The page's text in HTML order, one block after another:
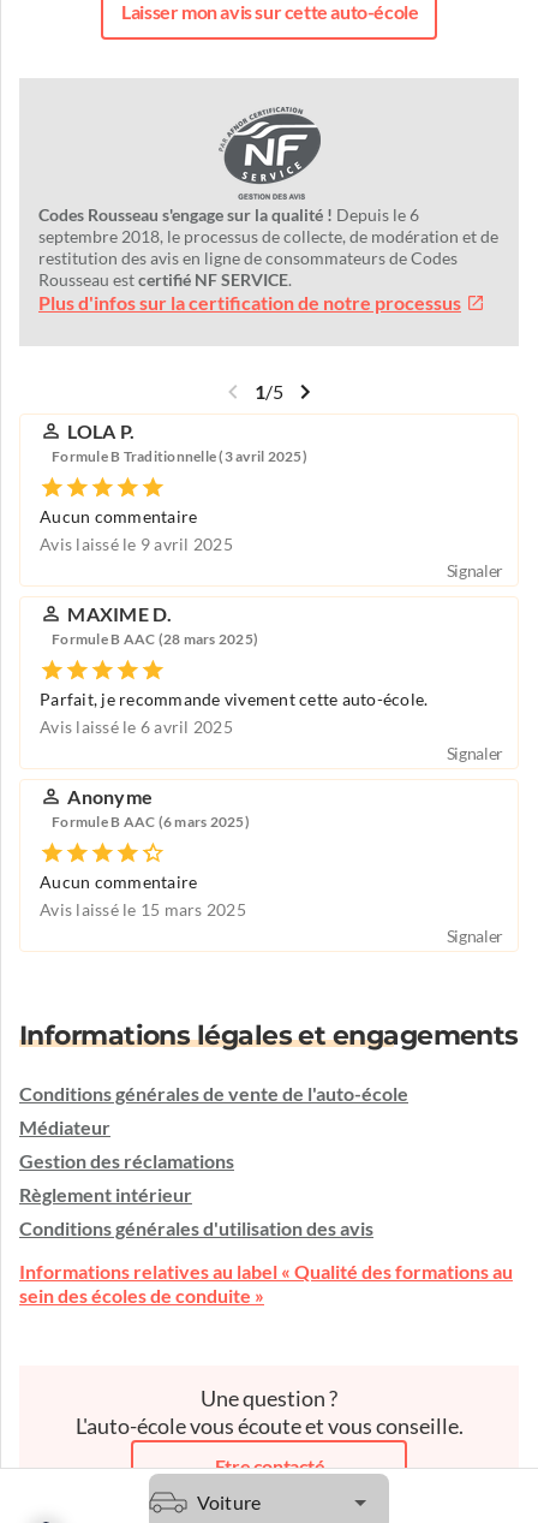
Laisser mon avis sur cette auto-école
Codes Rousseau s'engage sur la qualité ! Depuis le 6
septembre 2018, le processus de collecte, de modération et de
restitution des avis en ligne de consommateurs de Codes
Rousseau estcertifié NF SERVICE.
Plus d'infos sur la certification de notre processus
1/5
LOLA P.
Formule B Traditionnelle (3 avril 2025)
Aucun commentaire
Avis laissé le 9 avril 2025
Signaler
MAXIME D.
Formule B AAC (28 mars 2025)
Parfait, je recommande vivement cette auto-école.
Avis laissé le 6 avril 2025
Signaler
Anonyme
Formule B AAC (6 mars 2025)
Aucun commentaire
Avis laissé le 15 mars 2025
Signaler
Informations légales et engagements
Conditions générales de vente de l'auto-école
Médiateur
Gestion des réclamations
Règlement intérieur
Conditions générales d'utilisation des avis
Informations relatives au label « Qualité des formations au
sein des écoles de conduite »
Une question ?
L'auto-école vous écoute et vous conseille.
Etre contacté
Voiture